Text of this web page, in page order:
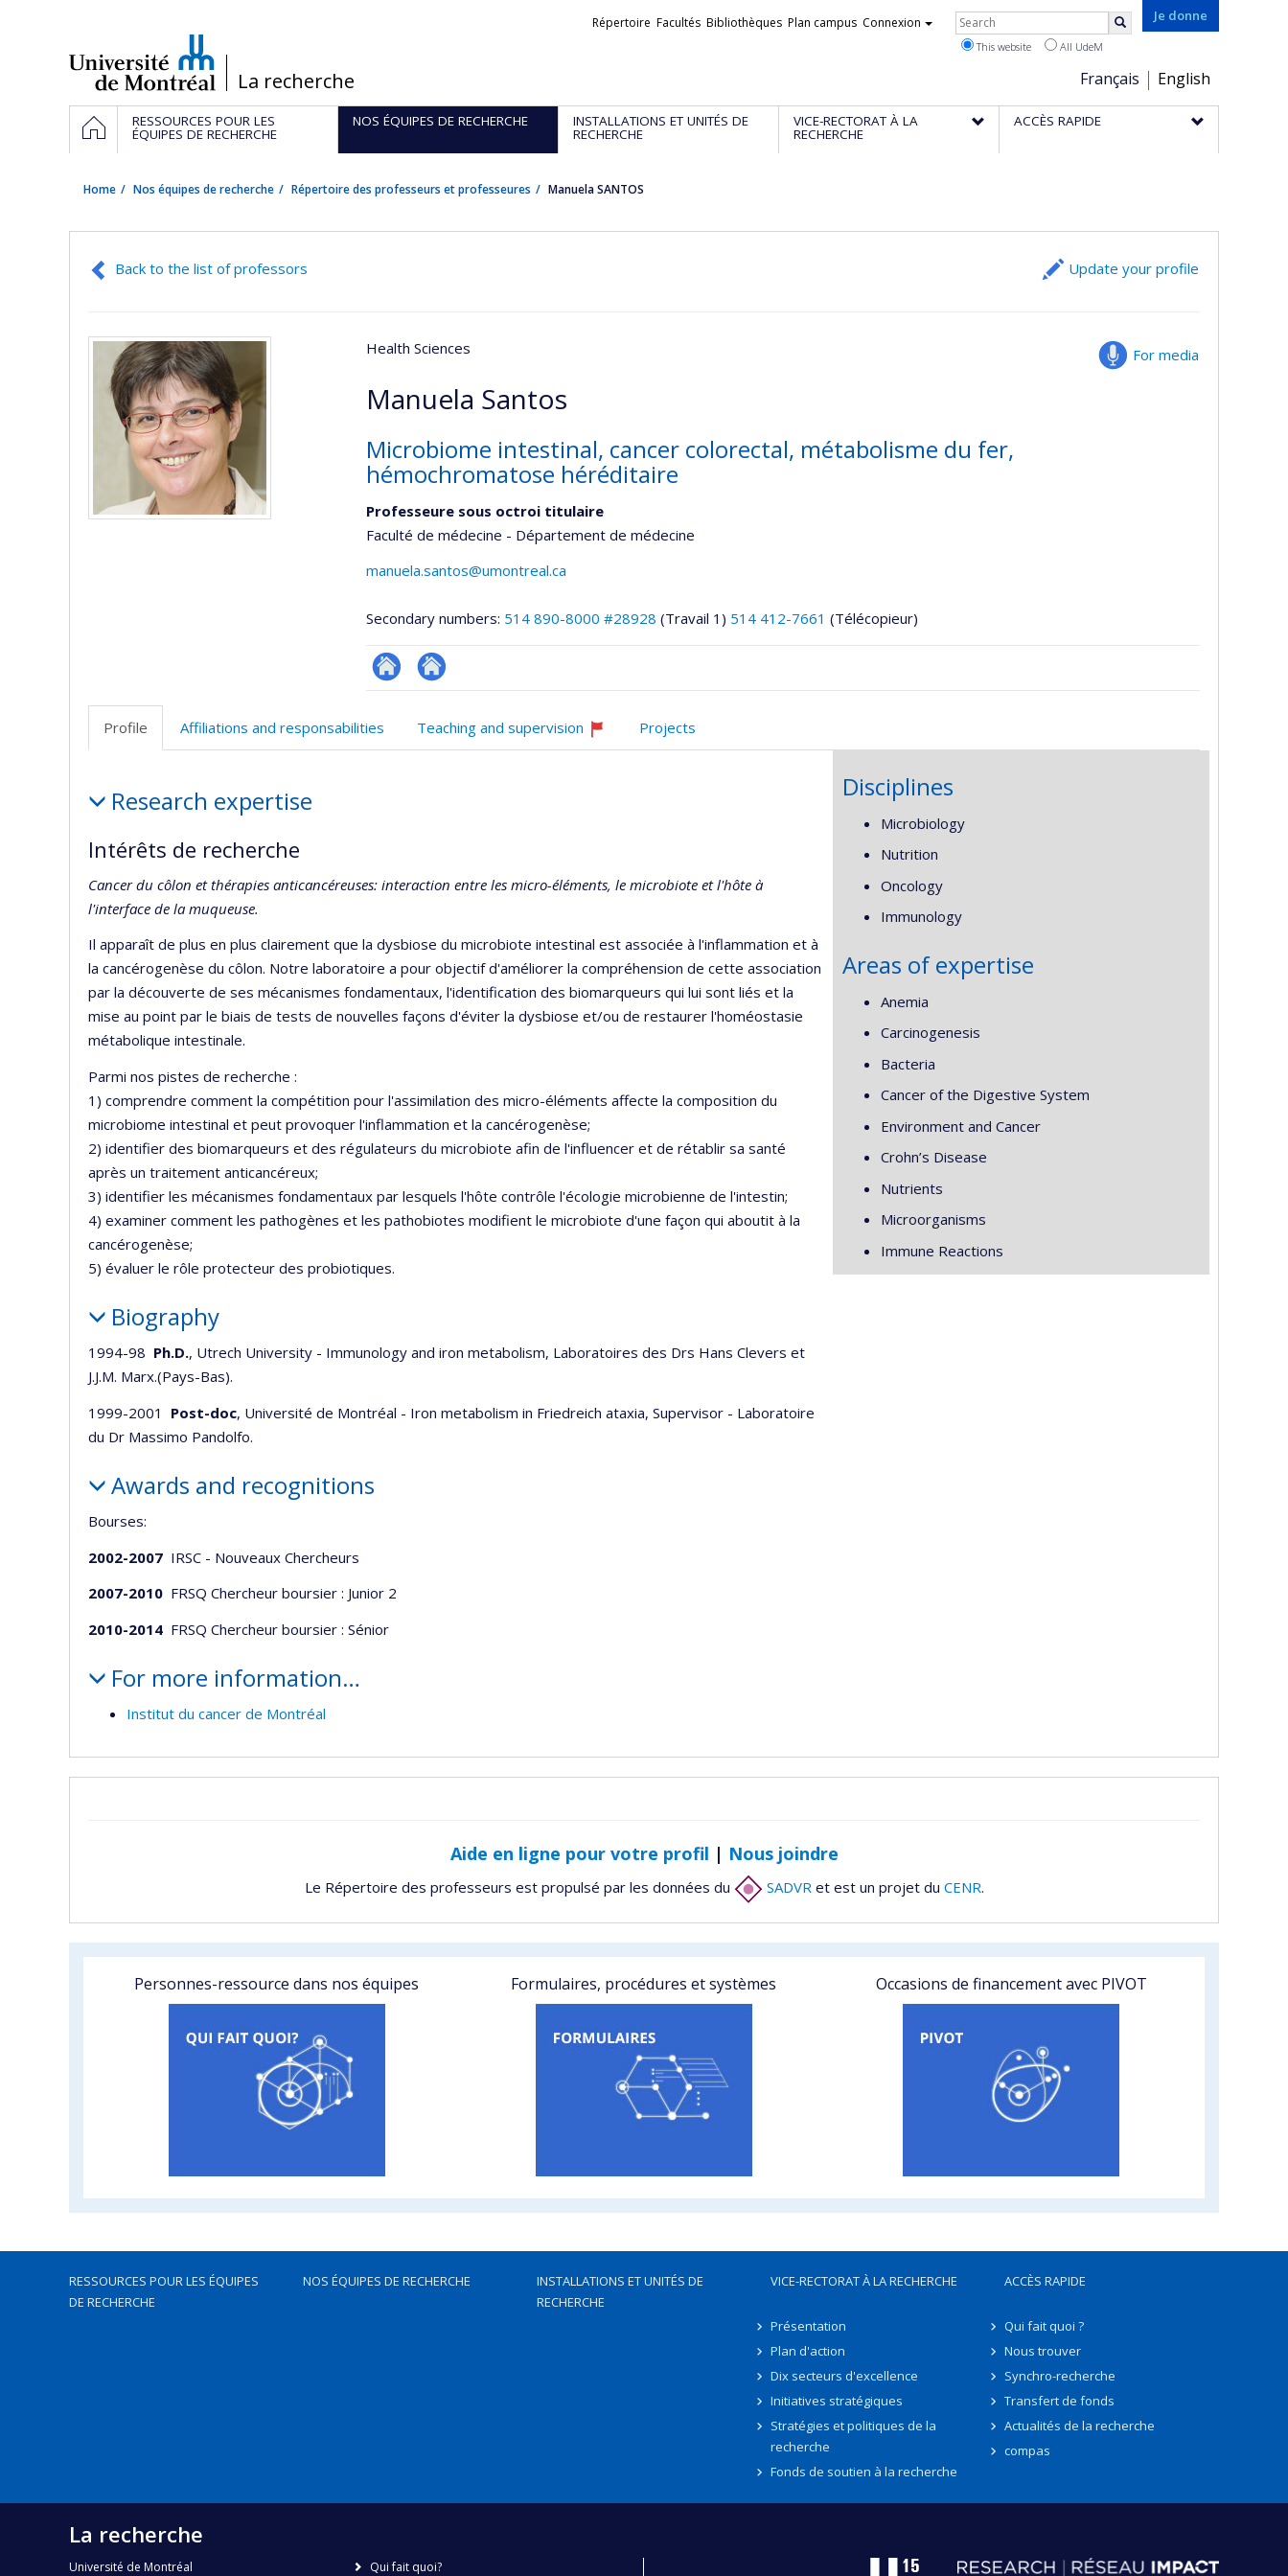
/La recherche
Je donne
Choix
de
la
Français English
Liens
Répertoire Facultés Bibliothèques Plan campus Connexion Rechercher
This website All UdeM
Navigation
principale
HOMERESSOURCES POUR LES
ÉQUIPES DE RECHERCHE
NOS ÉQUIPES DE RECHERCHE INSTALLATIONS ET UNITÉS DE
RECHERCHE
VICE-RECTORAT À LA
RECHERCHE
ACCÈS RAPIDE
Home Nos équipes de recherche Répertoire des professeurs et professeures Manuela SANTOS
Back to the list of professors Update your profile
For media
Health Sciences
Manuela Santos
Microbiome intestinal, cancer colorectal, métabolisme du fer,
hémochromatose héréditaire
Professeure sous octroi titulaire
Faculté de médecine - Département de médecine
manuela.santos@umontreal.ca
Secondary numbers: 514 890-8000 #28928 (Travail 1) 514 412-7661 (Télécopieur)
Site
Site
Profile Affiliations and responsabilities
Teaching and supervision
Currently
Projects
Research expertise
Intérêts de recherche
Cancer du côlon et thérapies anticancéreuses: interaction entre les micro-éléments, le microbiote et l'hôte à
l'interface de la muqueuse.
Il apparaît de plus en plus clairement que la dysbiose du microbiote intestinal est associée à l'inflammation et à
la cancérogenèse du côlon. Notre laboratoire a pour objectif d'améliorer la compréhension de cette association
par la découverte de ses mécanismes fondamentaux, l'identification des biomarqueurs qui lui sont liés et la
mise au point par le biais de tests de nouvelles façons d'éviter la dysbiose et/ou de restaurer l'homéostasie
métabolique intestinale.
Parmi nos pistes de recherche :
1) comprendre comment la compétition pour l'assimilation des micro-éléments affecte la composition du
microbiome intestinal et peut provoquer l'inflammation et la cancérogenèse;
2) identifier des biomarqueurs et des régulateurs du microbiote afin de l'influencer et de rétablir sa santé
après un traitement anticancéreux;
3) identifier les mécanismes fondamentaux par lesquels l'hôte contrôle l'écologie microbienne de l'intestin;
4) examiner comment les pathogènes et les pathobiotes modifient le microbiote d'une façon qui aboutit à la
cancérogenèse;
5) évaluer le rôle protecteur des probiotiques.
Biography
1994-98 Ph.D., Utrech University - Immunology and iron metabolism, Laboratoires des Drs Hans Clevers et
J.J.M. Marx.(Pays-Bas).
1999-2001 Post-doc, Université de Montréal - Iron metabolism in Friedreich ataxia, Supervisor - Laboratoire
du Dr Massimo Pandolfo.
Awards and recognitions
Bourses:
2002-2007 IRSC - Nouveaux Chercheurs
2007-2010 FRSQ Chercheur boursier : Junior 2
2010-2014 FRSQ Chercheur boursier : Sénior
For more information…
Institut du cancer de Montréal
Disciplines
Microbiology
Nutrition
Oncology
Immunology
Areas of expertise
Anemia
Carcinogenesis
Bacteria
Cancer of the Digestive System
Environment and Cancer
Crohn’s Disease
Nutrients
Microorganisms
Immune Reactions
Aide en ligne pour votre profil | Nous joindre
Le Répertoire des professeurs est propulsé par les données du SADVRet est un projet du CENR.
Personnes-ressource dans nos équipes Formulaires, procédures et systèmes Occasions de financement avec PIVOT
RESSOURCES POUR LES ÉQUIPES
DE RECHERCHE
NOS ÉQUIPES DE RECHERCHE
INSTALLATIONS ET UNITÉS DE
RECHERCHE
VICE-RECTORAT À LA RECHERCHE
Présentation
Plan d'action
Dix secteurs d'excellence
Initiatives stratégiques
Stratégies et politiques de la
recherche
Fonds de soutien à la recherche
ACCÈS RAPIDE
Qui fait quoi ?
Nous trouver
Synchro-recherche
Transfert de fonds
Actualités de la recherche
compas
La recherche
Université de Montréal Qui fait quoi?